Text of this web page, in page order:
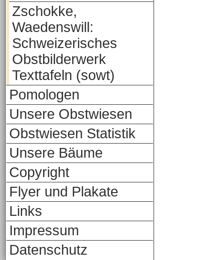
Zschokke,
Waedenswill:
Schweizerisches
Obstbilderwerk
Texttafeln (sowt)
Pomologen
Unsere Obstwiesen
Obstwiesen Statistik
Unsere Bäume
Copyright
Flyer und Plakate
Links
Impressum
Datenschutz